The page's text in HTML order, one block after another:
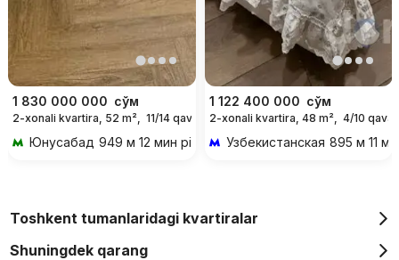
1 830 000 000 сўм
2-xonali kvartira, 52 m², 11/14 qavat
Юнусабад 949 м 12 мин piyoda
1 122 400 000 сўм
2-xonali kvartira, 48 m², 4/10 qavat
Узбекистанская 895 м 11
Toshkent tumanlaridagi kvartiralar
Shuningdek qarang